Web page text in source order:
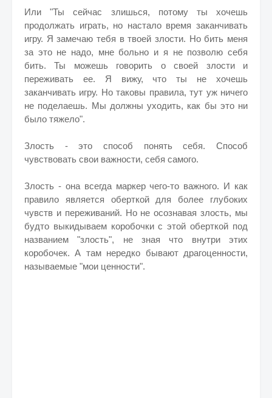
Или "Ты сейчас злишься, потому ты хочешь
продолжать играть, но настало время заканчивать
игру. Я замечаю тебя в твоей злости. Но бить меня
за это не надо, мне больно и я не позволю себя
бить. Ты можешь говорить о своей злости и
переживать ее. Я вижу, что ты не хочешь
заканчивать игру. Но таковы правила, тут уж ничего
не поделаешь. Мы должны уходить, как бы это ни
было тяжело".
Злость - это способ понять себя. Способ
чувствовать свои важности, себя самого.
Злость - она всегда маркер чего-то важного. И как
правило является оберткой для более глубоких
чувств и переживаний. Но не осознавая злость, мы
будто выкидываем коробочки с этой оберткой под
названием "злость", не зная что внутри этих
коробочек. А там нередко бывают драгоценности,
называемые "мои ценности".